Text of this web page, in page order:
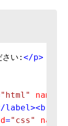
さい:</p>
"html" name
label>< br
="css" name